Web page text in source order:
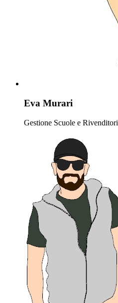
Eva Murari
Gestione Scuole e Rivenditori